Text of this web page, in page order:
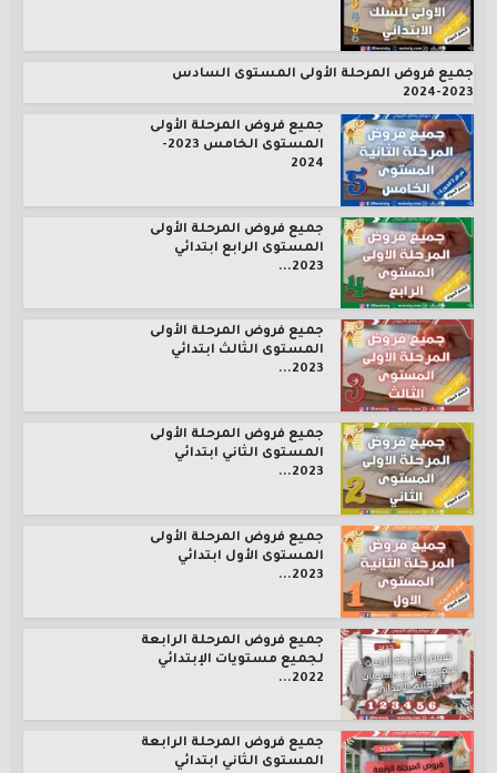
جميع فروض المرحلة الأولى المستوى السادس
2023-2024
جميع فروض المرحلة الأولى
المستوى الخامس 2023-
2024
جميع فروض المرحلة الأولى
المستوى الرابع ابتدائي
2023...
جميع فروض المرحلة الأولى
المستوى الثالث ابتدائي
2023...
جميع فروض المرحلة الأولى
المستوى الثاني ابتدائي
2023...
جميع فروض المرحلة الأولى
المستوى الأول ابتدائي
2023...
جميع فروض المرحلة الرابعة
لجميع مستويات الإبتدائي
2022...
جميع فروض المرحلة الرابعة
المستوى الثاني ابتدائي